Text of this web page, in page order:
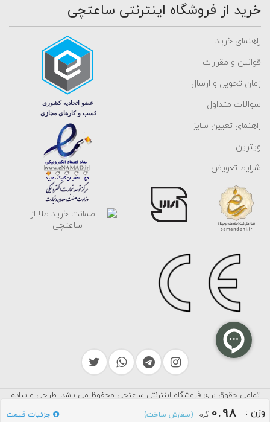
وزن :
0.98 گرم (سفارش ساخت) جزئیات قیمت
خرید از فروشگاه اینترنتی ساعتچی
راهنمای خرید
قوانین و مقررات
زمان تحویل و ارسال
سوالات متداول
راهنمای تعیین سایز
ویترین
شرایط تعویض
تمامی حقوق برای فروشگاه اینترنتی ساعتچی محفوظ می باشد. طراحی و پیاده
سازی توسط